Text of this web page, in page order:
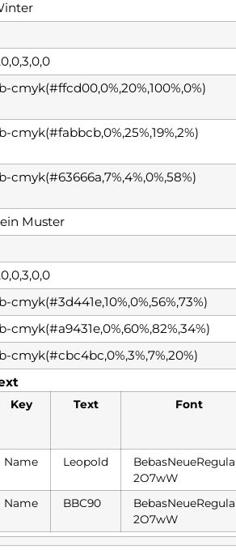
cmyk(#ffcd00,0%,20%,100%,0%)
cmyk(#fabbcb,0%,25%,19%,2%)
cmyk(#63666a,7%,4%,0%,58%)
Muster
cmyk(#3d441e,10%,0%,56%,73%)
cmyk(#a9431e,0%,60%,82%,34%)
cmyk(#cbc4bc,0%,3%,7%,20%)
Key Text Font
Name Leopold
2O7wW
Name BBC90
2O7wW